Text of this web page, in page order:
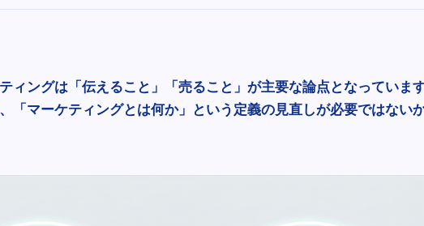
ィングは「伝えること」「売ること」が主要な論点となっています
「マーケティングとは何か」という定義の見直しが必要ではない